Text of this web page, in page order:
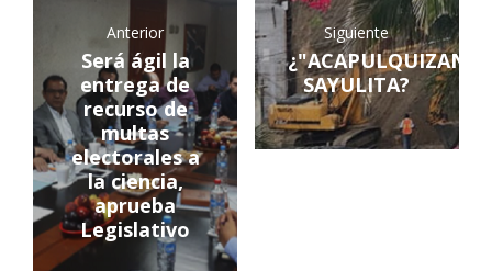
Anterior
Será ágil la
entrega de
recurso de
multas
electorales a
la ciencia,
aprueba
Legislativo
Siguiente
¿"ACAPULQUIZAN"
SAYULITA?